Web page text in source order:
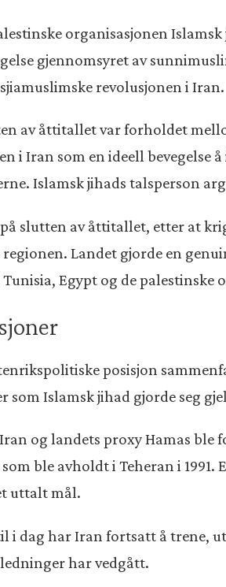
organisasjonen
gjennomsyret av
revolusjonen i Iran.
av åttitallet var forholdet
i Iran som en ideell bevegelse
Islamsk jihads talsperson
slutten av åttitallet, etter at
Landet gjorde en
Egypt og de palestinske
posisjon
som Islamsk jihad gjorde seg
og landets proxy Hamas
ble avholdt i Teheran i
uttalt mål.
dag har Iran fortsatt å trene,
har vedgått.